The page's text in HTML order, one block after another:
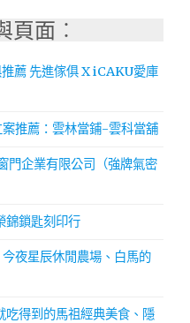
頁面︰
薦 先進傢俱 X iCAKU愛庫
推薦：雲林當鋪-雲科當舖
門企業有限公司（強牌氣密
錦鎖匙刻印行
夜星辰休閒農場、白馬的
吃得到的馬祖經典美食、隱